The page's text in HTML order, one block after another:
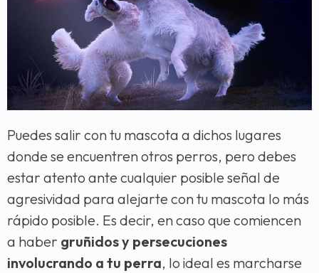
Puedes salir con tu mascota a dichos lugares
donde se encuentren otros perros, pero debes
estar atento ante cualquier posible señal de
agresividad para alejarte con tu mascota lo más
rápido posible. Es decir, en caso que comiencen
a haber gruñidos y persecuciones
involucrando a tu perra, lo ideal es marcharse